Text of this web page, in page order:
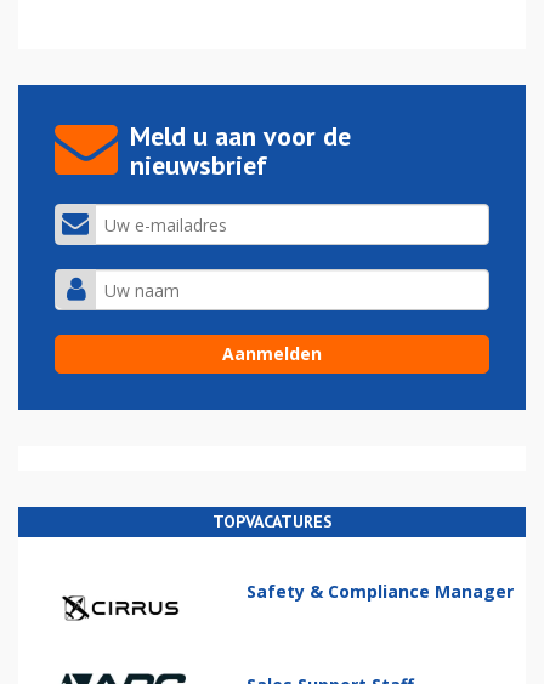
Meld u aan voor de
nieuwsbrief
TOPVACATURES
Safety & Compliance Manager